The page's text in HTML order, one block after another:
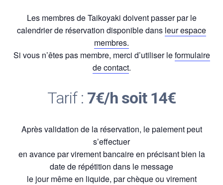
Les membres de Taikoyaki doivent passer par le
calendrier de réservation disponible dans leur espace
membres.
Si vous n’êtes pas membre, merci d’utiliser leformulaire
de contact.
Tarif : 7€/h soit 14€
Après validation de la réservation, le paiement peut
s’effectuer
en avance par virement bancaire en précisant bien la
date de répétition dans le message
le jour même en liquide, par chèque ou virement